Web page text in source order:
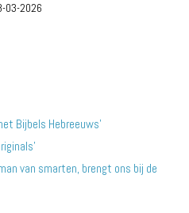
03-2026
Bijbels Hebreeuws’
van smarten, brengt ons bij de